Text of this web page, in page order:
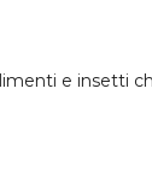
e insetti